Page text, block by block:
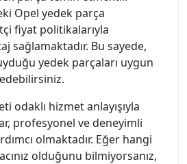
Opel yedek parça
fiyat politikalarıyla
sağlamaktadır. Bu sayede,
yedek parçaları uygun
odaklı hizmet anlayışıyla
profesyonel ve deneyimli
olmaktadır. Eğer hangi
olduğunu bilmiyorsanız,